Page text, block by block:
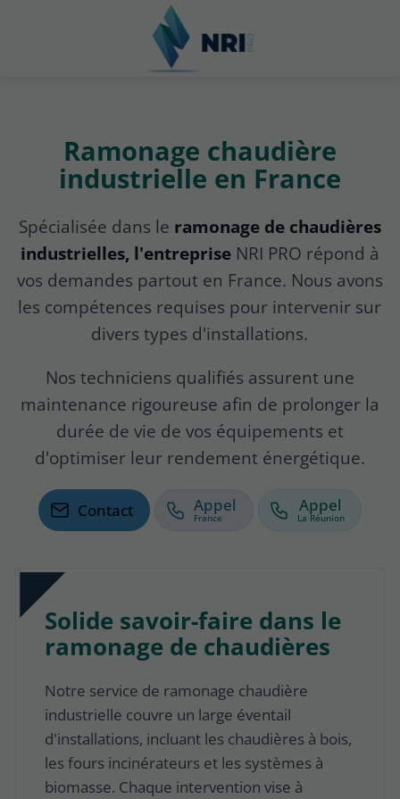
Ramonage chaudière
industrielle en France
Spécialisée dans le ramonage de chaudières
industrielles, l'entreprise NRI PRO répond à
vos demandes partout en France. Nous avons
les compétences requises pour intervenir sur
divers types d'installations.
Nos techniciens qualifiés assurent une
maintenance rigoureuse afin de prolonger la
durée de vie de vos équipements et
d'optimiser leur rendement énergétique.
Contact Appel Appel
Solide savoir-faire dans le
ramonage de chaudières
Notre service de ramonage chaudière
industrielle couvre un large éventail
d'installations, incluant les chaudières à bois,
les fours incinérateurs et les systèmes à
biomasse. Chaque intervention vise à